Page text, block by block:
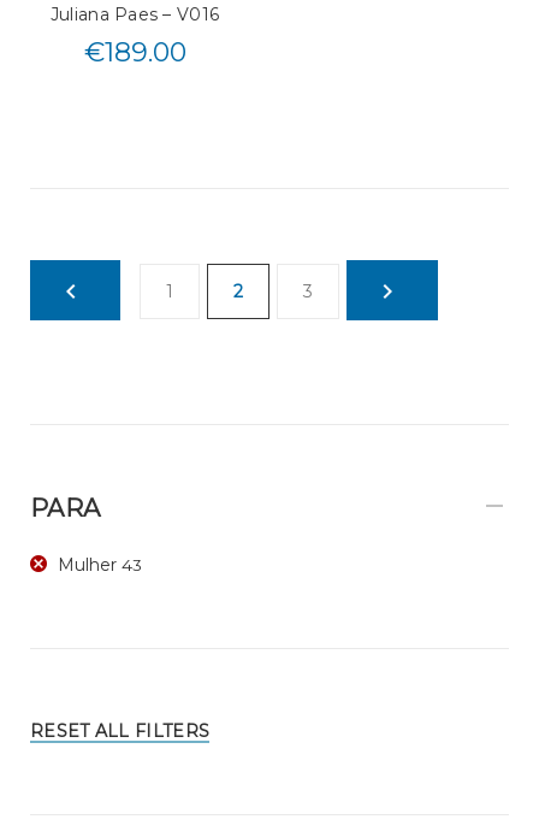
Juliana Paes – V016
€189.00
1 2 3
PARA
Mulher 43
RESET ALL FILTERS